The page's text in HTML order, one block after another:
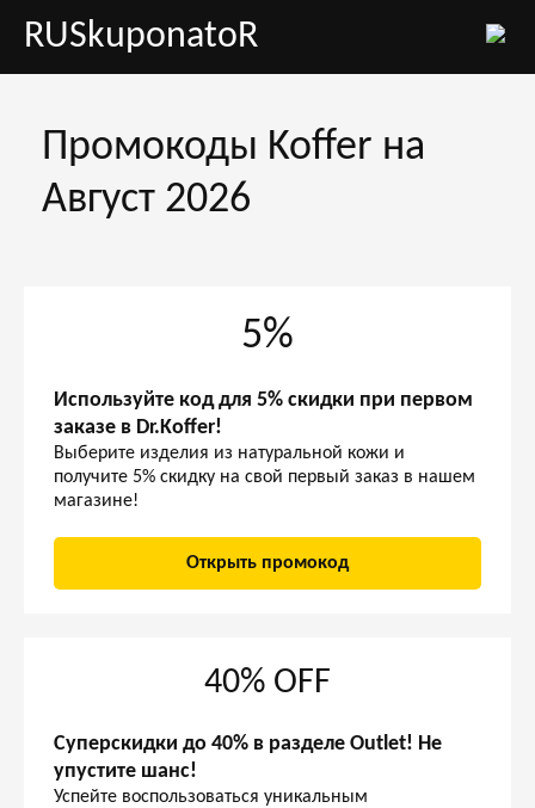
RUSkuponatoR
Промокоды Koffer на
Август 2026
5%
Используйте код для 5% скидки при первом
заказе в Dr.Koffer!
Выберите изделия из натуральной кожи и
получите 5% скидку на свой первый заказ в нашем
магазине!
Открыть промокод
40% OFF
Суперскидки до 40% в разделе Outlet! Не
упустите шанс!
Успейте воспользоваться уникальным